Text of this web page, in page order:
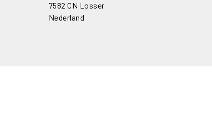
7582 CN Losser
Nederland